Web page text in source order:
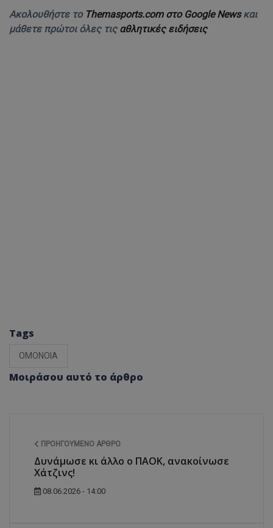
Ακολουθήστε το Themasports.com στο Google Newsκαι
μάθετε πρώτοι όλες τις αθλητικές ειδήσεις
Tags
ΟΜΟΝΟΙΑ
Μοιράσου αυτό το άρθρο
ΠΡΟΗΓΟΎΜΕΝΟ ΆΡΘΡΟ
Δυνάμωσε κι άλλο ο ΠΑΟΚ, ανακοίνωσε
Χάτζινς!
08.06.2026 - 14:00